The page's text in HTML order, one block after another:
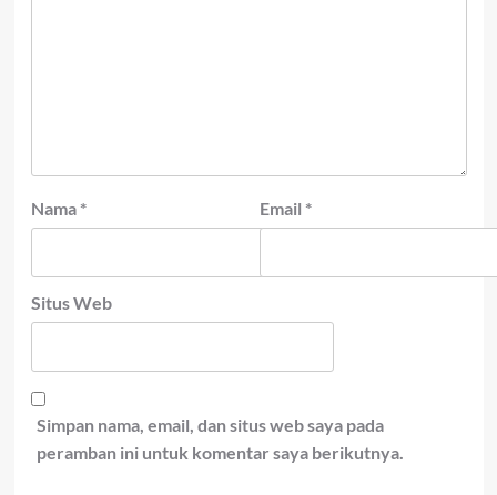
Nama * Email *
Situs Web
Simpan nama, email, dan situs web saya pada
peramban ini untuk komentar saya berikutnya.